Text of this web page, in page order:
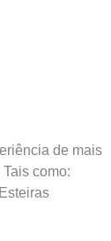
de mais
como: